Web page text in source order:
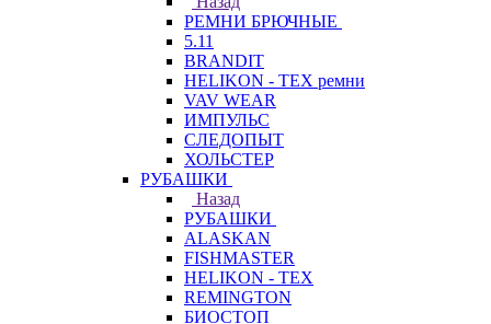
РЕМНИ БРЮЧНЫЕ
5.11
BRANDIT
HELIKON - TEX ремни
VAV WEAR
ИМПУЛЬС
СЛЕДОПЫТ
ХОЛЬСТЕР
РУБАШКИ
Назад
РУБАШКИ
ALASKAN
FISHMASTER
HELIKON - TEX
REMINGTON
БИОСТОП